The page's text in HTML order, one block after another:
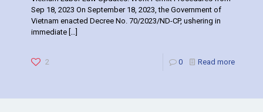
Sep 18, 2023 On September 18, 2023, the Government of
Vietnam enacted Decree No. 70/2023/ND-CP, ushering in
immediate […]
2 0 Read more